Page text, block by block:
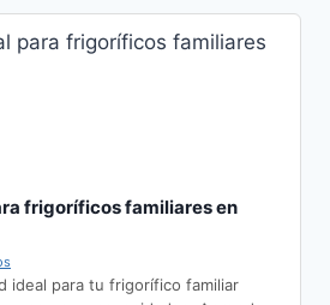
frigoríficos familiares en
ideal para tu frigorífico familiar